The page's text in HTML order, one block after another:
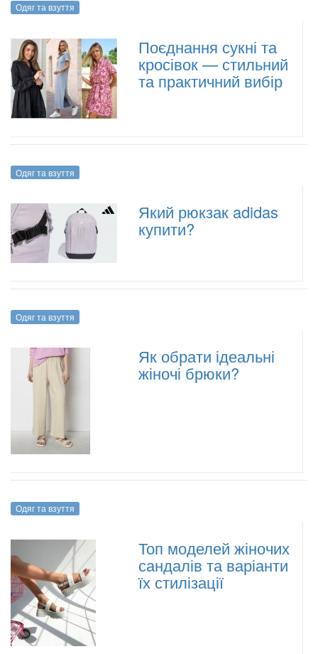
Одяг та взуття
Поєднання сукні та
кросівок — стильний
та практичний вибір
Одяг та взуття
Який рюкзак adidas
купити?
Одяг та взуття
Як обрати ідеальні
жіночі брюки?
Одяг та взуття
Топ моделей жіночих
сандалів та варіанти
їх стилізації